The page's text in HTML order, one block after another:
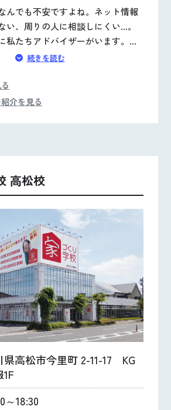
んでも不安ですよね。ネット情報
い、周りの人に相談しにくい…。
私たちアドバイザーがいます。不
満足のお家を建てた先輩たちは皆
ない部分は何度でも。しっかり勉
う！
続きを読む
介を見る
高松校
県高松市今里町 2-11-17 KG
～18:30